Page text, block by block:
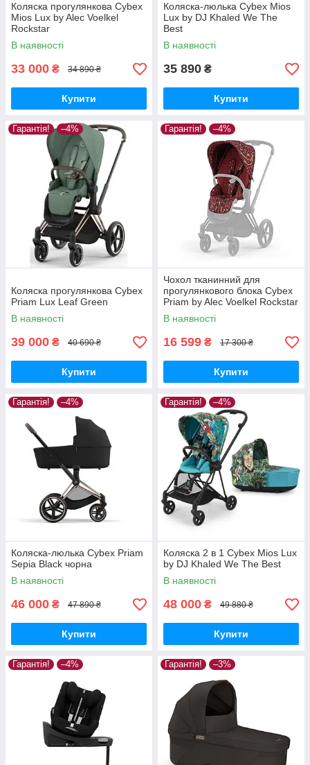
Коляска прогулянкова Cybex
Mios Lux by Alec Voelkel
Rockstar
В наявності
33 000 ₴ 34 890 ₴
Купити
Коляска-люлька Cybex Mios
Lux by DJ Khaled We The
Best
В наявності
35 890 ₴
Купити
Гарантія! –4%
Коляска прогулянкова Cybex
Priam Lux Leaf Green
В наявності
39 000 ₴ 40 690 ₴
Купити
Гарантія! –4%
Чохол тканинний для
прогулянкового блока Cybex
Priam by Alec Voelkel Rockstar
В наявності
16 599 ₴ 17 300 ₴
Купити
Гарантія! –4%
Коляска-люлька Cybex Priam
Sepia Black чорна
В наявності
46 000 ₴ 47 890 ₴
Купити
Гарантія! –4%
Коляска 2 в 1 Cybex Mios Lux
by DJ Khaled We The Best
В наявності
48 000 ₴ 49 880 ₴
Купити
Гарантія! –4% Гарантія! –3%